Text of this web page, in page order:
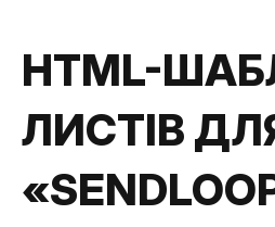
HTML-
ЛИСТІВ